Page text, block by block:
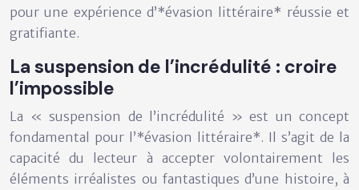
pour une expérience d’*évasion littéraire* réussie et
gratifiante.
La suspension de l’incrédulité : croire
l’impossible
La « suspension de l’incrédulité » est un concept
fondamental pour l’*évasion littéraire*. Il s’agit de la
capacité du lecteur à accepter volontairement les
éléments irréalistes ou fantastiques d’une histoire, à